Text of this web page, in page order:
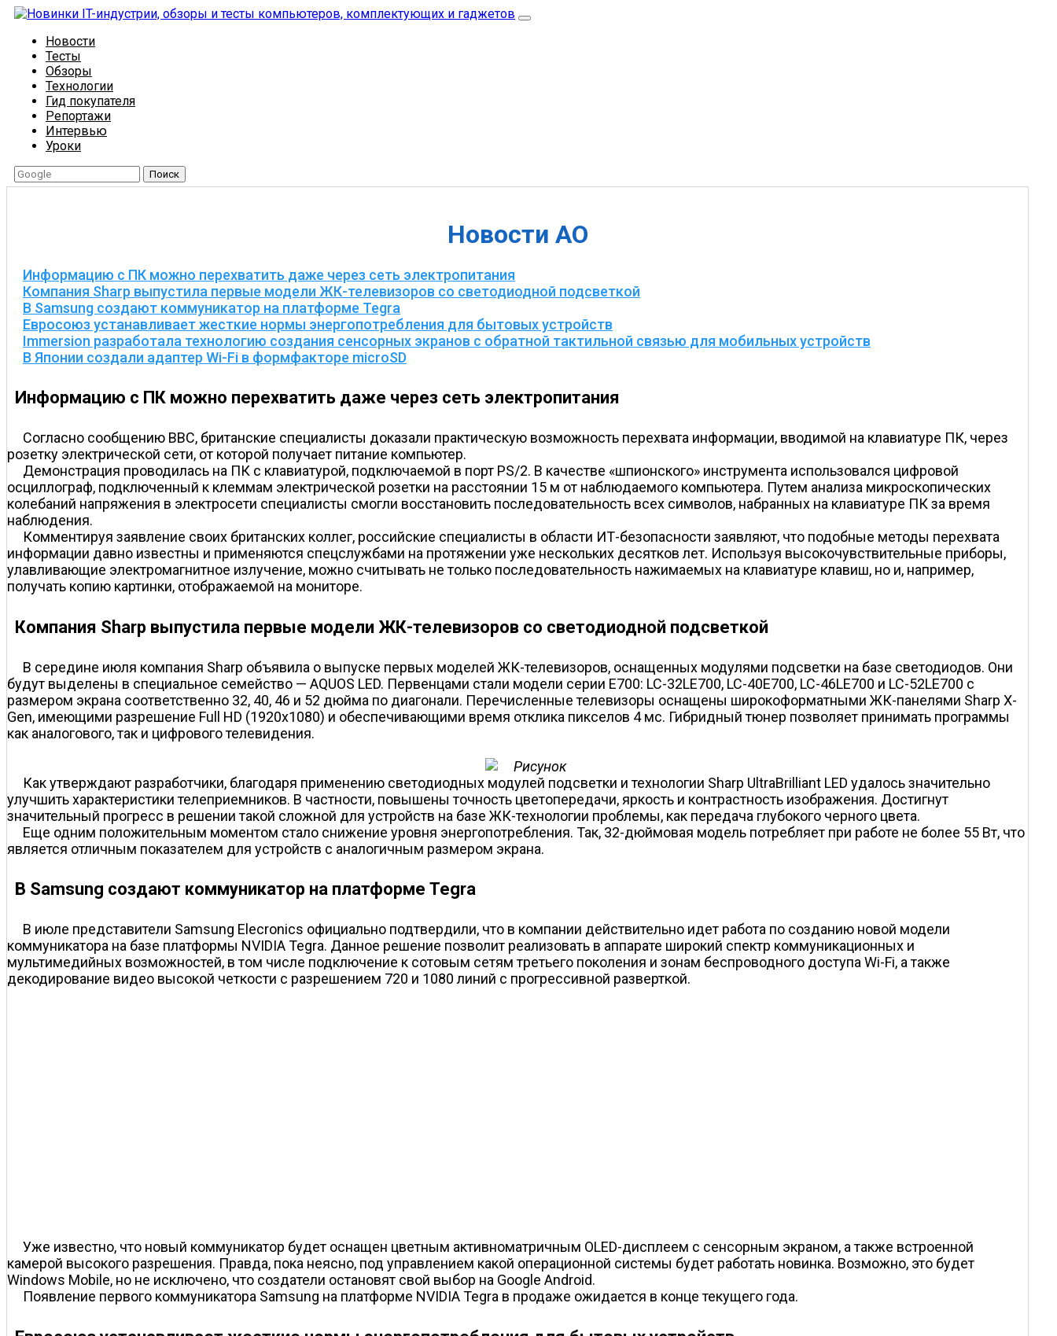
Новости
Тесты
Обзоры
Технологии
Гид покупателя
Репортажи
Интервью
Уроки
Поиск
Новости АО
Информацию с ПК можно перехватить даже через сеть электропитания
Компания Sharp выпустила первые модели ЖК-телевизоров со светодиодной подсветкой
В Samsung создают коммуникатор на платформе Tegra
Евросоюз устанавливает жесткие нормы энергопотребления для бытовых устройств
Immersion разработала технологию создания сенсорных экранов с обратной тактильной связью для мобильных устройств
В Японии создали адаптер Wi-Fi в формфакторе microSD
Информацию с ПК можно перехватить даже через сеть электропитания
Согласно сообщению BBC, британские специалисты доказали практическую возможность перехвата информации, вводимой на клавиатуре ПК, через
розетку электрической сети, от которой получает питание компьютер.
Демонстрация проводилась на ПК c клавиатурой, подключаемой в порт PS/2. В качестве «шпионского» инструмента использовался цифровой
осциллограф, подключенный к клеммам электрической розетки на расстоянии 15 м от наблюдаемого компьютера. Путем анализа микроскопических
колебаний напряжения в электросети специалисты смогли восстановить последовательность всех символов, набранных на клавиатуре ПК за время
наблюдения.
Комментируя заявление своих британских коллег, российские специалисты в области ИТ-безопасности заявляют, что подобные методы перехвата
информации давно известны и применяются спецслужбами на протяжении уже нескольких десятков лет. Используя высокочувствительные приборы,
улавливающие электромагнитное излучение, можно считывать не только последовательность нажимаемых на клавиатуре клавиш, но и, например,
получать копию картинки, отображаемой на мониторе.
Компания Sharp выпустила первые модели ЖК-телевизоров со светодиодной подсветкой
В середине июля компания Sharp объявила о выпуске первых моделей ЖК-телевизоров, оснащенных модулями подсветки на базе светодиодов. Они
будут выделены в специальное семейство — AQUOS LED. Первенцами стали модели серии E700: LC-32LE700, LC-40E700, LC-46LE700 и LC-52LE700 с
размером экрана соответственно 32, 40, 46 и 52 дюйма по диагонали. Перечисленные телевизоры оснащены широкоформатными ЖК-панелями Sharp X-
Gen, имеющими разрешение Full HD (1920x1080) и обеспечивающими время отклика пикселов 4 мс. Гибридный тюнер позволяет принимать программы
как аналогового, так и цифрового телевидения.
Как утверждают разработчики, благодаря применению светодиодных модулей подсветки и технологии Sharp UltraBrilliant LED удалось значительно
улучшить характеристики телеприемников. В частности, повышены точность цветопередачи, яркость и контрастность изображения. Достигнут
значительный прогресс в решении такой сложной для устройств на базе ЖК-технологии проблемы, как передача глубокого черного цвета.
Еще одним положительным моментом стало снижение уровня энергопотребления. Так, 32-дюймовая модель потребляет при работе не более 55 Вт, что
является отличным показателем для устройств с аналогичным размером экрана.
В Samsung создают коммуникатор на платформе Tegra
В июле представители Samsung Elecronics официально подтвердили, что в компании действительно идет работа по созданию новой модели
коммуникатора на базе платформы NVIDIA Tegra. Данное решение позволит реализовать в аппарате широкий спектр коммуникационных и
мультимедийных возможностей, в том числе подключение к сотовым сетям третьего поколения и зонам беспроводного доступа Wi-Fi, а также
декодирование видео высокой четкости с разрешением 720 и 1080 линий с прогрессивной разверткой.
Уже известно, что новый коммуникатор будет оснащен цветным активноматричным OLED-дисплеем с сенсорным экраном, а также встроенной
камерой высокого разрешения. Правда, пока неясно, под управлением какой операционной системы будет работать новинка. Возможно, это будет
Windows Mobile, но не исключено, что создатели остановят свой выбор на Google Android.
Появление первого коммуникатора Samsung на платформе NVIDIA Tegra в продаже ожидается в конце текущего года.